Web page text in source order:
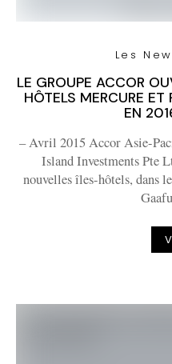
Les
LE GROUPE ACCOR
HÔTELS MERCURE
EN
– Avril 2015 Accor Asie-
Island Investments Pte
nouvelles îles-hôtels, dans